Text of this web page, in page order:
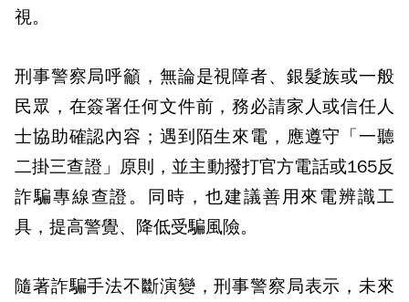
視。
刑事警察局呼籲，無論是視障者、銀髮族或一般
民眾，在簽署任何文件前，務必請家人或信任人
士協助確認內容；遇到陌生來電，應遵守「一聽
二掛三查證」原則，並主動撥打官方電話或165反
詐騙專線查證。同時，也建議善用來電辨識工
具，提高警覺、降低受騙風險。
隨著詐騙手法不斷演變，刑事警察局表示，未來